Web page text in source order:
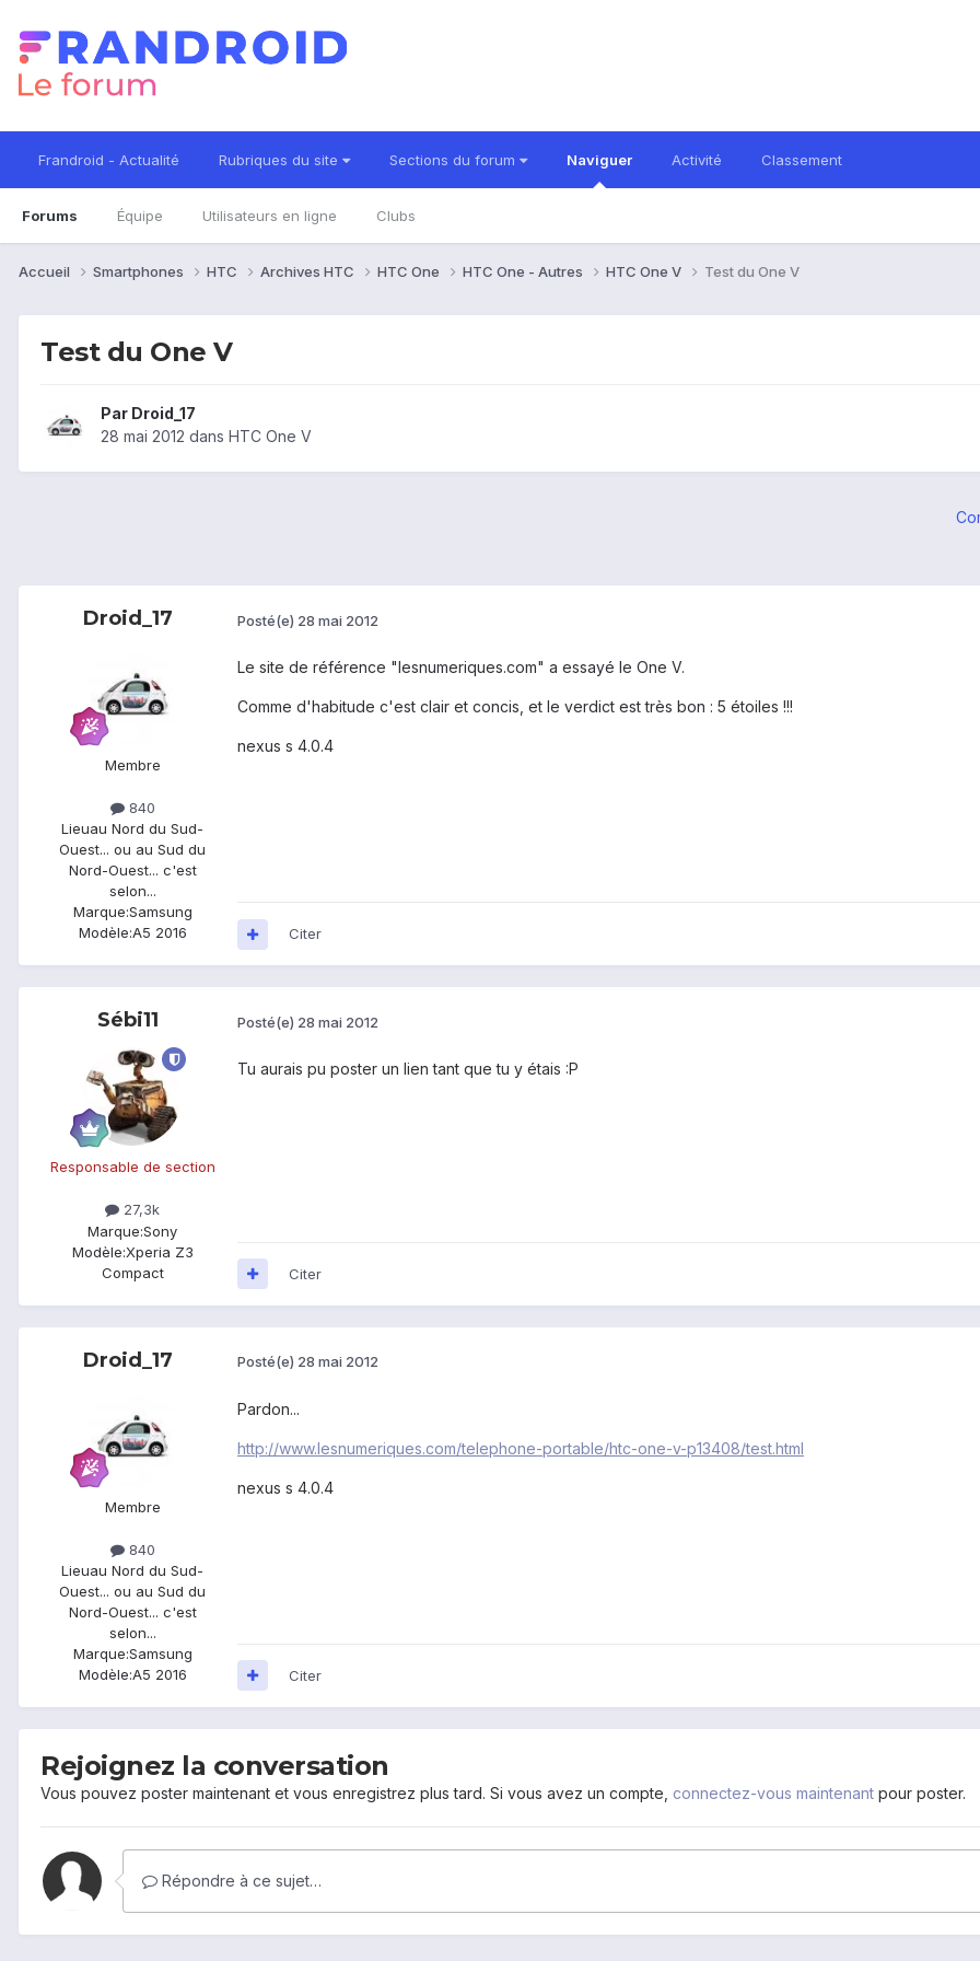
Frandroid - Actualité Rubriques du site Sections du forum Naviguer
Forums Équipe Utilisateurs en ligne Clubs
Activité Classement
Accueil Smartphones HTC Archives HTC HTC One HTC One - Autres HTC One V Test du One V
Test du One V
Par Droid_17
28 mai 2012 dans HTC One V
Droid_17
Membre
840
Lieuau Nord du Sud-
Ouest... ou au Sud du
Nord-Ouest... c'est
selon...
Marque:Samsung
Modèle:A5 2016
Posté(e) 28 mai 2012
Le site de référence "lesnumeriques.com" a essayé le One V.
Comme d'habitude c'est clair et concis, et le verdict est très bon : 5 étoiles !!!
nexus s 4.0.4
Citer
Sébi11
Responsable de section
27,3k
Marque:Sony
Modèle:Xperia Z3
Compact
Posté(e) 28 mai 2012
Tu aurais pu poster un lien tant que tu y étais :P
Citer
Droid_17
Membre
840
Lieuau Nord du Sud-
Ouest... ou au Sud du
Nord-Ouest... c'est
selon...
Marque:Samsung
Modèle:A5 2016
Posté(e) 28 mai 2012
Pardon...
http://www.lesnumeriques.com/telephone-portable/htc-one-v-p13408/test.html
nexus s 4.0.4
Citer
Rejoignez la conversation
Vous pouvez poster maintenant et vous enregistrez plus tard. Si vous avez un compte, connectez-vous maintenant pour poster.
Répondre à ce sujet…